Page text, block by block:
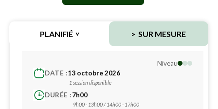
PLANIFIÉ SUR MESURE
Niveau
DATE :13 octobre 2026
1 session disponible
DURÉE :7h00
9h00 - 13h00 / 14h00 - 17h00